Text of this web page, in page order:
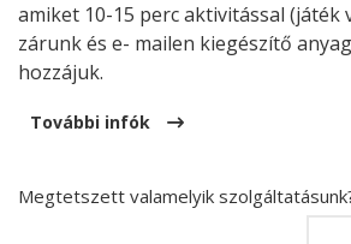
amiket 10-15 perc aktivitással (játék
zárunk és e- mailen kiegészítő
hozzájuk.
További infók
Megtetszett valamelyik